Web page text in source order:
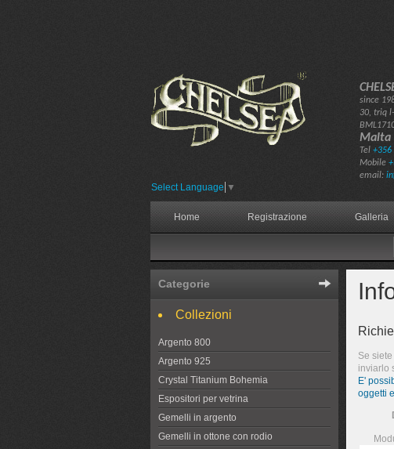
Select Language ▼
since
30, triq
Malta
Tel +356
Mobile
email:
Home Registrazione Galleria
Categorie
Collezioni
Argento 800
Argento 925
Crystal Titanium Bohemia
Espositori per vetrina
Gemelli in argento
Gemelli in ottone con rodio
Se
inviarlo
E'
oggetti